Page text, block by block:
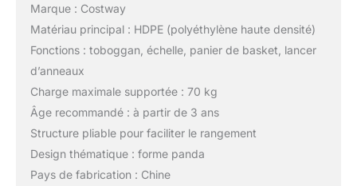
Marque : Costway
Matériau principal : HDPE (polyéthylène haute densité)
Fonctions : toboggan, échelle, panier de basket, lancer
d’anneaux
Charge maximale supportée : 70 kg
Âge recommandé : à partir de 3 ans
Structure pliable pour faciliter le rangement
Design thématique : forme panda
Pays de fabrication : Chine